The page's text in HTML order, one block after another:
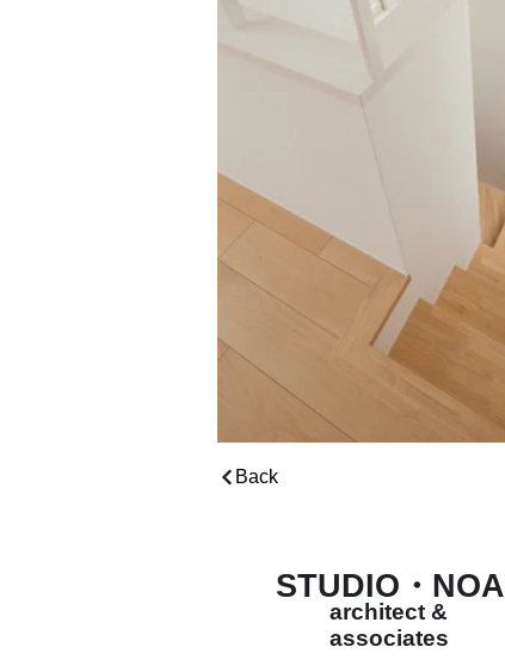
Back
architect &
associates
STUDIO・NOA